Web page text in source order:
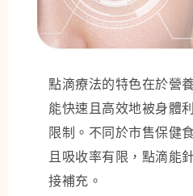
點滴療法的特色在於營
能快速且高效地被身體
限制。不同於市售保健
且吸收率有限，點滴能
接補充。